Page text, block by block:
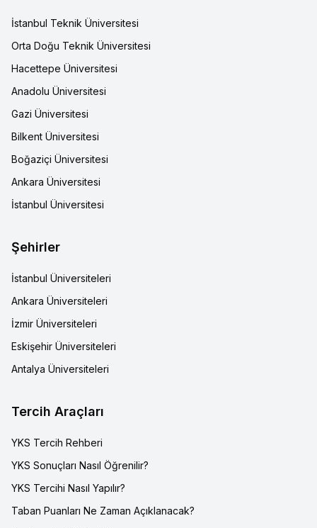
İstanbul Teknik Üniversitesi
Orta Doğu Teknik Üniversitesi
Hacettepe Üniversitesi
Anadolu Üniversitesi
Gazi Üniversitesi
Bilkent Üniversitesi
Boğaziçi Üniversitesi
Ankara Üniversitesi
İstanbul Üniversitesi
Şehirler
İstanbul Üniversiteleri
Ankara Üniversiteleri
İzmir Üniversiteleri
Eskişehir Üniversiteleri
Antalya Üniversiteleri
Tercih Araçları
YKS Tercih Rehberi
YKS Sonuçları Nasıl Öğrenilir?
YKS Tercihi Nasıl Yapılır?
Taban Puanları Ne Zaman Açıklanacak?